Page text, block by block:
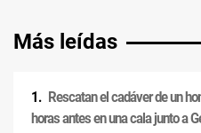
Más leídas
Rescatan el cadáver de un
horas antes en una cala junto a